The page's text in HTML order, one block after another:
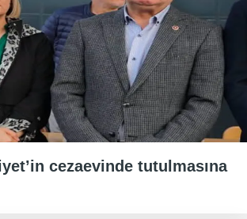
cezaevinde tutulmasına